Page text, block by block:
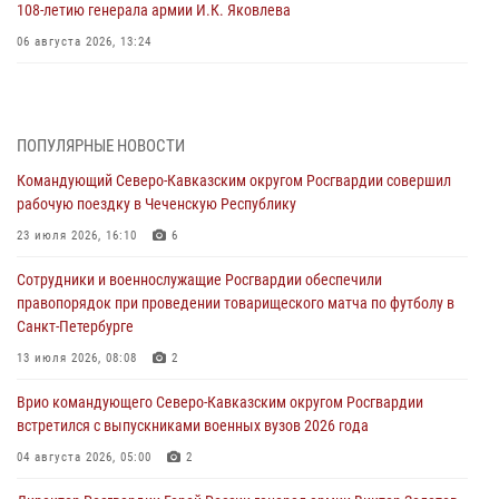
108‑летию генерала армии И.К. Яковлева
06 августа 2026, 13:24
06 августа 2026, 12:35 1
Росгвардейцы провели выставку вооружения для участников сбора
«Гвардеец» в Пензе (видео)
06 августа 2026, 12:00
В Курске росгвардейцы приняли участие в митинге, посвященном
второй годовщине вторжения ВСУ на территорию области
06 августа 2026, 11:56
угрожавшего подростку травматическим пистолетом
06 августа 2026, 11:33
ПОПУЛЯРНЫЕ НОВОСТИ
Командующий Северо-Кавказским округом Росгвардии совершил
рабочую поездку в Чеченскую Республику
23 июля 2026, 16:10 6
Сотрудники и военнослужащие Росгвардии обеспечили
правопорядок при проведении товарищеского матча по футболу в
Санкт-Петербурге
13 июля 2026, 08:08 2
Врио командующего Северо-Кавказским округом Росгвардии
встретился с выпускниками военных вузов 2026 года
04 августа 2026, 05:00 2